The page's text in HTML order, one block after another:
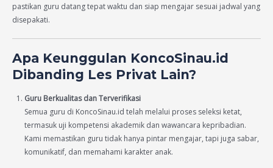
pastikan guru datang tepat waktu dan siap mengajar sesuai jadwal yang
disepakati.
Apa Keunggulan KoncoSinau.id
Dibanding Les Privat Lain?
Guru Berkualitas dan Terverifikasi
Semua guru di KoncoSinau.id telah melalui proses seleksi ketat,
termasuk uji kompetensi akademik dan wawancara kepribadian.
Kami memastikan guru tidak hanya pintar mengajar, tapi juga sabar,
komunikatif, dan memahami karakter anak.